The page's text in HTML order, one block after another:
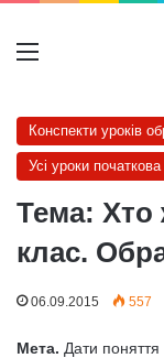
Меню
Конспекти уроків
Усі уроки
Тема: Хто
клас.
06.09.2015 557
Мета. Дати